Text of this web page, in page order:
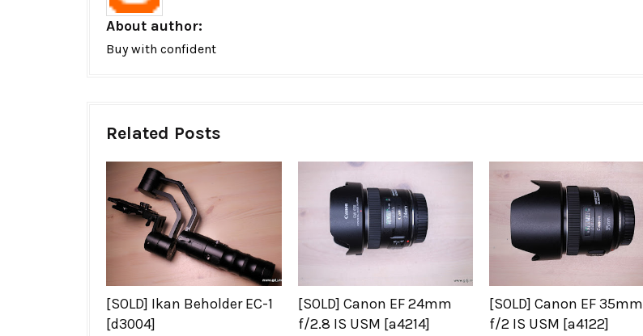
About author:
Buy with confident
Related Posts
[SOLD] Ikan Beholder EC-1
[d3004]
[SOLD] Canon EF 24mm
f/2.8 IS USM [a4214]
[SOLD] Canon EF 35mm
f/2 IS USM [a4122]